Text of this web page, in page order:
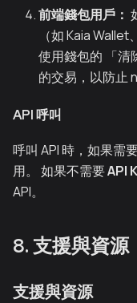
前端錢包用戶：
（如 Kaia
使用錢包的 「清
的交易，以防止
API 呼叫
呼叫 API 時，如果需
用。 如果不需要API
API。
8. 支援與資源
支援與資源